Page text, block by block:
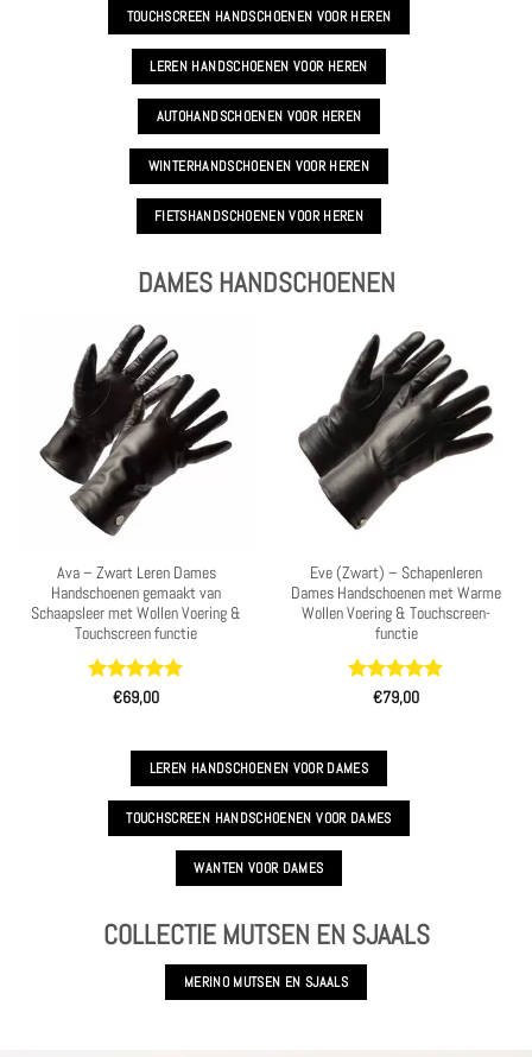
TOUCHSCREEN HANDSCHOENEN VOOR HEREN
LEREN HANDSCHOENEN VOOR HEREN
AUTOHANDSCHOENEN VOOR HEREN
WINTERHANDSCHOENEN VOOR HEREN
FIETSHANDSCHOENEN VOOR HEREN
DAMES HANDSCHOENEN
Ava – Zwart Leren Dames
Handschoenen gemaakt van
Schaapsleer met Wollen Voering &
Touchscreen functie
Waardering
€69,00
Eve (Zwart) – Schapenleren
Dames Handschoenen met Warme
Wollen Voering & Touchscreen-
functie
Waardering
€79,00
LEREN HANDSCHOENEN VOOR DAMES
TOUCHSCREEN HANDSCHOENEN VOOR DAMES
WANTEN VOOR DAMES
COLLECTIE MUTSEN EN SJAALS
MERINO MUTSEN EN SJAALS